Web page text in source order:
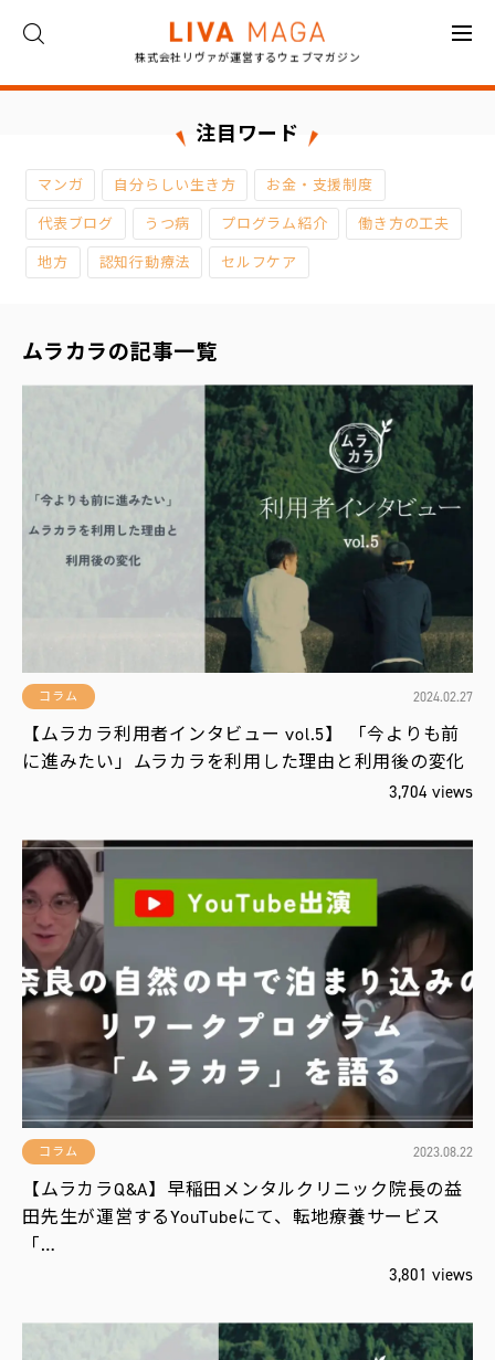
株式会社リヴァが運営するウェブマガジン
ト
ラ
ム
対
イ
ン
タ
役
ち
す
め
運
営
社
注目ワード
マンガ 自分らしい生き方 お金・支援制度
代表ブログ うつ病 プログラム紹介 働き方の工夫
地方 認知行動療法 セルフケア
ムラカラの記事一覧
コラム 2024.02.27
【ムラカラ利用者インタビュー vol.5】 「今よりも前
に進みたい」ムラカラを利用した理由と利用後の変化
3,704 views
コラム 2023.08.22
【ムラカラQ&A】早稲田メンタルクリニック院長の益
田先生が運営するYouTubeにて、転地療養サービス
「…
3,801 views